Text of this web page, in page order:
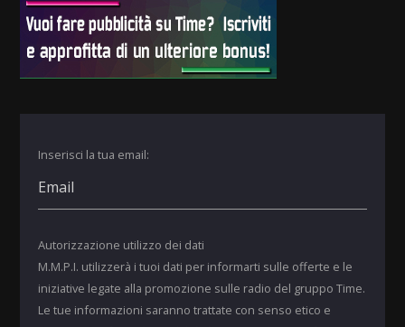
Inserisci la tua email:
Autorizzazione utilizzo dei dati
M.M.P.I. utilizzerà i tuoi dati per informarti sulle offerte e le
iniziative legate alla promozione sulle radio del gruppo Time.
Le tue informazioni saranno trattate con senso etico e